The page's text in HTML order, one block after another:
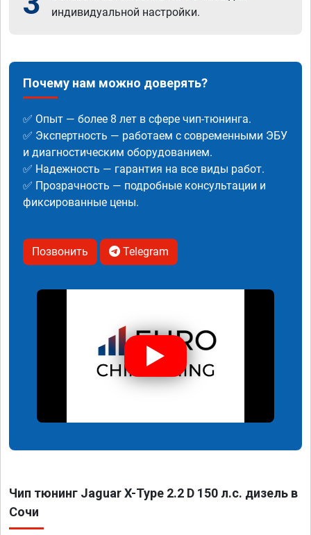
индивидуальной настройки.
Почему нам можно доверять?
✅ Опыт — более 8 лет в сфере чип-тюнинга.
✅ Экспертность — работаем с современными ЭБУ
и диагностическим оборудованием.
✅ Надежность — гарантия на все виды работ.
✅ Прозрачность — подробные консультации и
фиксированные цены.
Позвонить Telegram
Чип тюнинг Jaguar X-Type 2.2 D 150 л.с. дизель в
Сочи